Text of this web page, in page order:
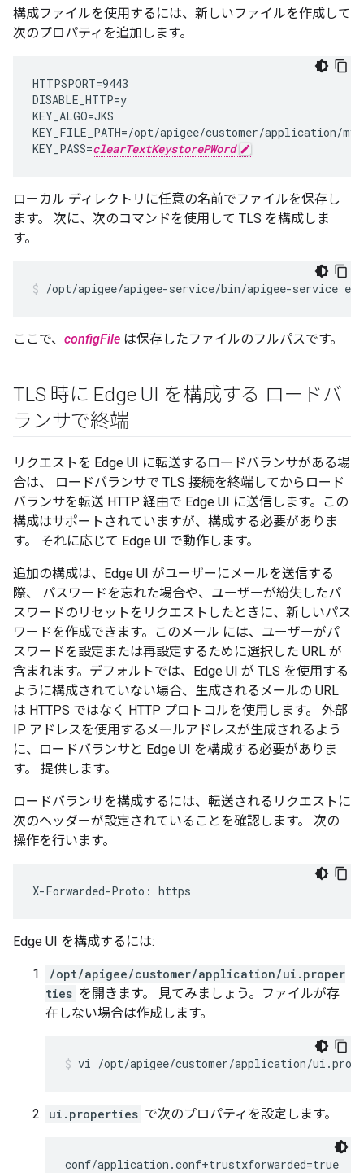
構成ファイルを使用するには、新しいファイルを作成して
次のプロパティを追加します。
HTTPSPORT=9443
DISABLE_HTTP=y
KEY_ALGO=JKS
KEY_FILE_PATH=/opt/apigee/customer/application/
KEY_PASS=clearTextKeystorePWord
ローカル ディレクトリに任意の名前でファイルを保存し
ます。 次に、次のコマンドを使用して TLS を構成しま
す。
/opt/apigee/apigee-service/bin/apigee-service
ここで、 configFile は保存したファイルのフルパスです。
TLS 時に Edge UI を構成する ロードバ
ランサで終端
リクエストを Edge UI に転送するロードバランサがある場
合は、 ロードバランサで TLS 接続を終端してからロード
バランサを転送 HTTP 経由で Edge UI に送信します。この
構成はサポートされていますが、構成する必要がありま
す。 それに応じて Edge UI で動作します。
追加の構成は、Edge UI がユーザーにメールを送信する
際、 パスワードを忘れた場合や、ユーザーが紛失したパ
スワードのリセットをリクエストしたときに、新しいパス
ワードを作成できます。このメール には、ユーザーがパ
スワードを設定または再設定するために選択した URL が
含まれます。デフォルトでは、Edge UI が TLS を使用する
ように構成されていない場合、生成されるメールの URL
は HTTPS ではなく HTTP プロトコルを使用します。 外部
IP アドレスを使用するメールアドレスが生成されるよう
に、ロードバランサと Edge UI を構成する必要がありま
す。 提供します。
ロードバランサを構成するには、転送されるリクエストに
次のヘッダーが設定されていることを確認します。 次の
操作を行います。
X-Forwarded-Proto: https
Edge UI を構成するには:
/opt/apigee/customer/application/ui.proper
ties を開きます。 見てみましょう。ファイルが存
在しない場合は作成します。
vi /opt/apigee/customer/application/
ui.properties で次のプロパティを設定します。
conf/application.conf+trustxforwarded=true